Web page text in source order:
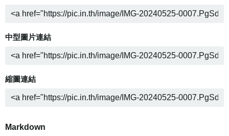
中型圖片連結
縮圖連結
Markdown